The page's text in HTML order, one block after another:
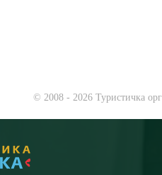
© 2008 - 2026 Туристичка